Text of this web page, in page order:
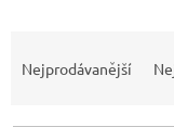
Nejprodávanější